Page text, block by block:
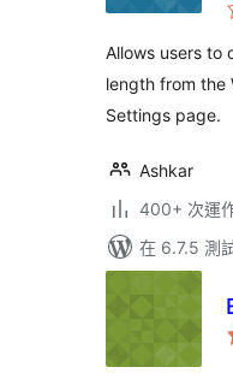
Allows users to
length from the
Settings page.
Ashkar
400+ 次運
在 6.7.5 測